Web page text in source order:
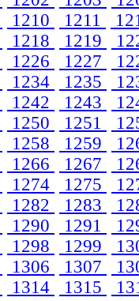
1210 1211
1218 1219
1226 1227
1234 1235
1242 1243
1250 1251
1258 1259
1266 1267
1274 1275
1282 1283
1290 1291
1298 1299
1306 1307
1314 1315